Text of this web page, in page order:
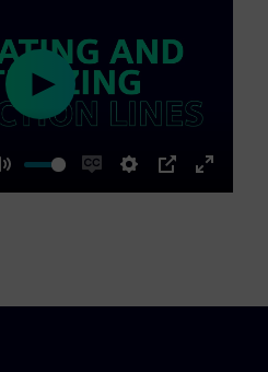
Mute
EnableSettings
PIP
Enter
Play